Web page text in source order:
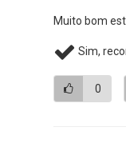
Muito bom
Sim,
0